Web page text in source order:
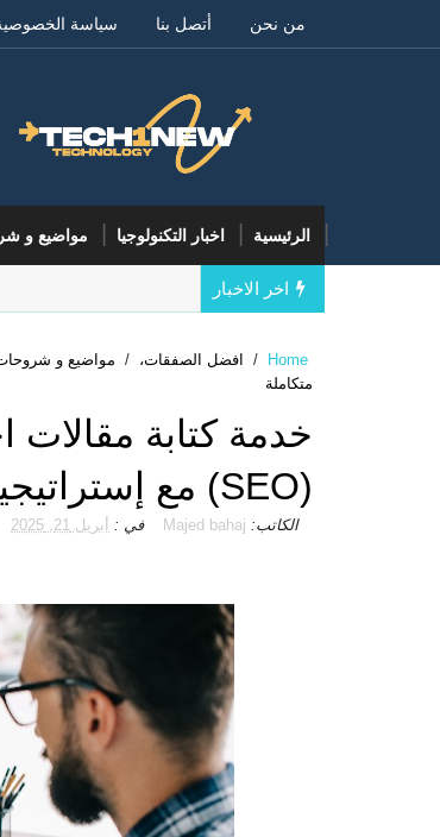
من نحن أتصل بنا سياسة
الرئيسية اخبار التكنولوجيا مواضيع و
اخر الاخبار
Home
/ افضل الصفقات، / مواضيع و
متكاملة
خدمة كتابة
(SEO) مع إستراتيجية محتوى متكاملة
الكاتب: Majed bahaj في : أبريل 21, 2025